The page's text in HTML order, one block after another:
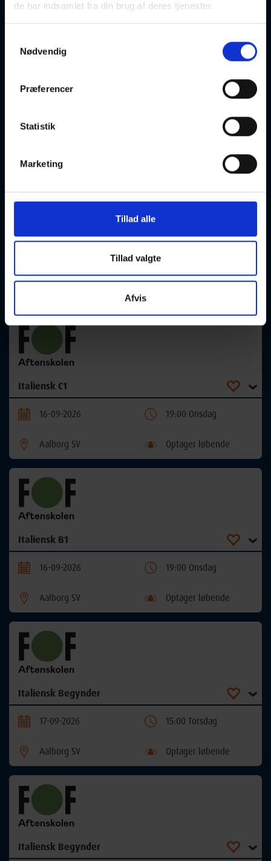
de har indsamlet fra din brug af deres tjenester.
Nødvendig
Præferencer
Statistik
Marketing
Tillad alle
Tillad valgte
Afvis
Optager løbende
Italiensk C1
16-09-2026 19:00 Onsdag
Aalborg SV Optager løbende
Italiensk B1
16-09-2026 19:00 Onsdag
Aalborg SV Optager løbende
Italiensk Begynder
17-09-2026 15:00 Torsdag
Aalborg SV Optager løbende
Italiensk Begynder